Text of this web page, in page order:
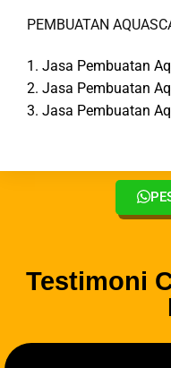
PEMBUATAN
1. Jasa Pembuatan
2. Jasa Pembuatan
3. Jasa Pembuatan
Testimoni